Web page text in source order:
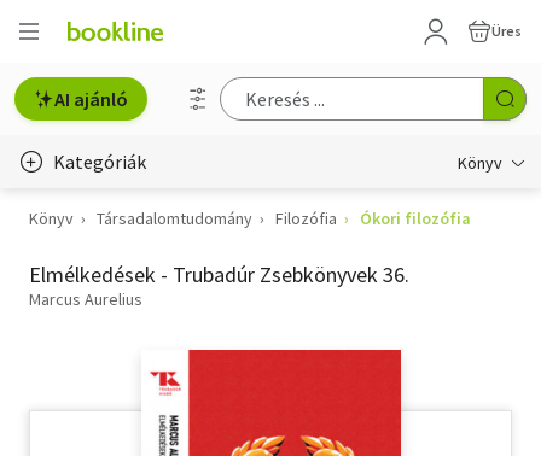
Üres
AI ajánló
Kategóriák Könyv
Életmód, egészség
Erotika
Hobbi, szabadidő
Könyv Társadalomtudomány Filozófia Ókori filozófia
Elmélkedések - Trubadúr Zsebkönyvek 36.
Marcus Aurelius